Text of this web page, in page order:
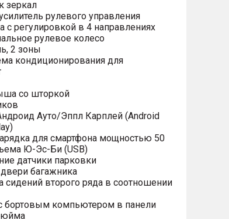
зеркал
рулевого управления
с регулировкой в 4 направлениях
рулевое колесо
2 зоны
кондиционирования для
со шторкой
Ауто/Эппл Карплей (Android
для смартфона мощностью 50
Ю-Эс-Би (USB)
датчики парковки
багажника
сидений второго ряда в соотношении
бортовым компьютером в панели